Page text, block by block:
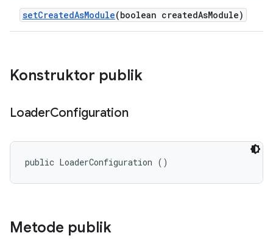
setCreatedAsModule(boolean createdAsModule)
Konstruktor publik
LoaderConfiguration
public LoaderConfiguration ()
Metode publik